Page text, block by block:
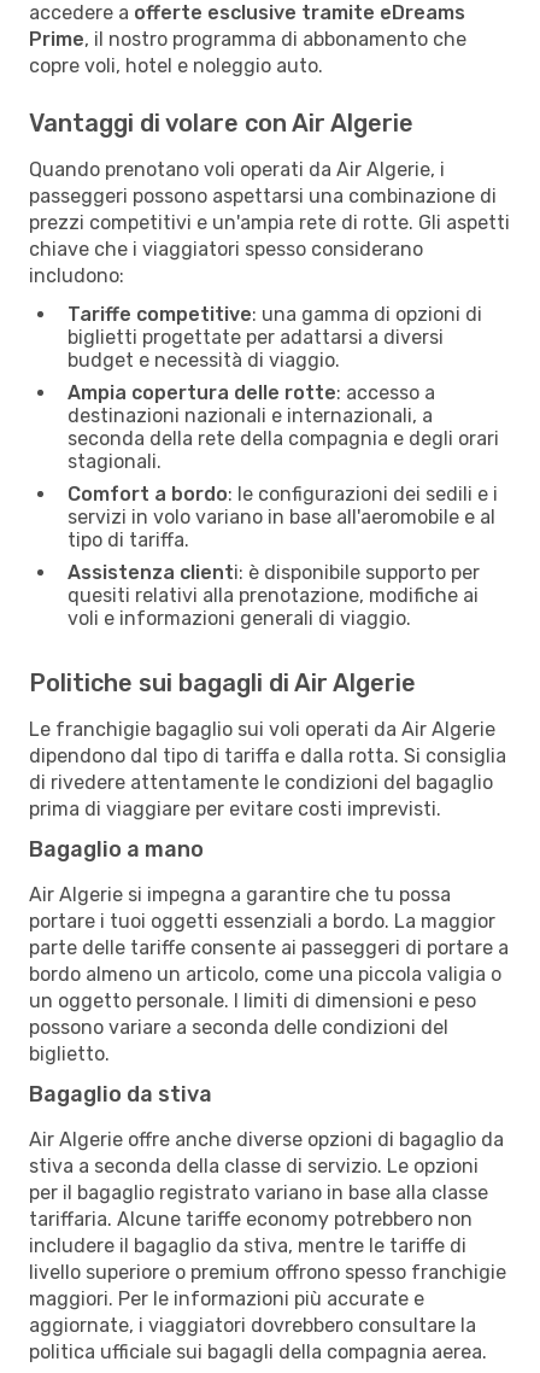
accedere a offerte esclusive tramite eDreams
Prime, il nostro programma di abbonamento che
copre voli, hotel e noleggio auto.
Vantaggi di volare con Air Algerie
Quando prenotano voli operati da Air Algerie, i
passeggeri possono aspettarsi una combinazione di
prezzi competitivi e un'ampia rete di rotte. Gli aspetti
chiave che i viaggiatori spesso considerano
includono:
Tariffe competitive: una gamma di opzioni di
biglietti progettate per adattarsi a diversi
budget e necessità di viaggio.
Ampia copertura delle rotte: accesso a
destinazioni nazionali e internazionali, a
seconda della rete della compagnia e degli orari
stagionali.
Comfort a bordo: le configurazioni dei sedili e i
servizi in volo variano in base all'aeromobile e al
tipo di tariffa.
Assistenza clienti: è disponibile supporto per
quesiti relativi alla prenotazione, modifiche ai
voli e informazioni generali di viaggio.
Politiche sui bagagli di Air Algerie
Le franchigie bagaglio sui voli operati da Air Algerie
dipendono dal tipo di tariffa e dalla rotta. Si consiglia
di rivedere attentamente le condizioni del bagaglio
prima di viaggiare per evitare costi imprevisti.
Bagaglio a mano
Air Algerie si impegna a garantire che tu possa
portare i tuoi oggetti essenziali a bordo. La maggior
parte delle tariffe consente ai passeggeri di portare a
bordo almeno un articolo, come una piccola valigia o
un oggetto personale. I limiti di dimensioni e peso
possono variare a seconda delle condizioni del
biglietto.
Bagaglio da stiva
Air Algerie offre anche diverse opzioni di bagaglio da
stiva a seconda della classe di servizio. Le opzioni
per il bagaglio registrato variano in base alla classe
tariffaria. Alcune tariffe economy potrebbero non
includere il bagaglio da stiva, mentre le tariffe di
livello superiore o premium offrono spesso franchigie
maggiori. Per le informazioni più accurate e
aggiornate, i viaggiatori dovrebbero consultare la
politica ufficiale sui bagagli della compagnia aerea.